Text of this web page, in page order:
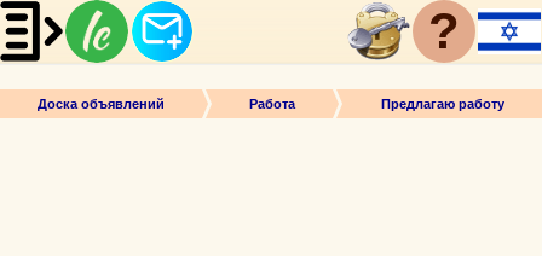
?
Доска объявлений Работа Предлагаю работу